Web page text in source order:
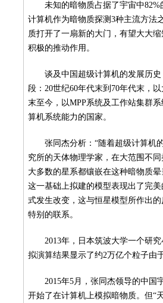
未知的暗物质占据了宇宙中
计算机作为暗物质探测3种主流方法
质打开了一扇新的大门，有望大大
积极的推动作用。
谈及中国超级计算机的发展历
段：20世纪60年代末到70年代末，
末至今，以MPP系统及工作站集群
算机系统能力的国家。
张同杰分析：“随着超级计算机
究所的天体物理学家，在大范围不
大多数的星系都镶嵌在这种暗物质
这一基础上拟建的模型表现出了完
式发生改变，这与恒星模型所作出
特别的联系。
2013年，日本筑波大学一个研
拟演算结果显示了约2万亿个粒子由
2015年5月，张同杰领导的中国
开始了在计算机上模拟暗物质。但“